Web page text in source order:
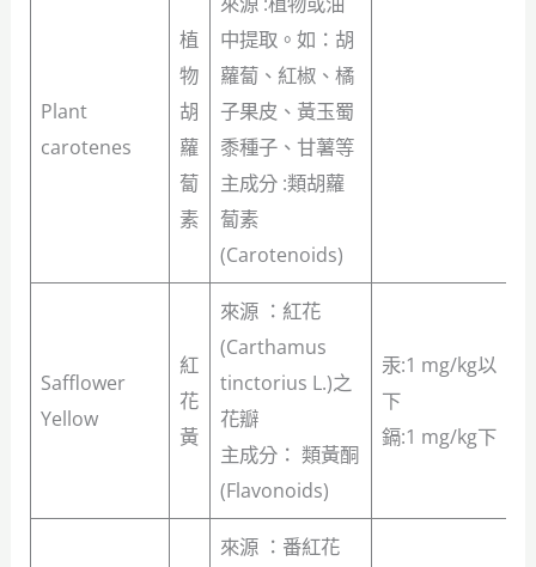
Plant
carotenes
植
物
胡
蘿
蔔
素
中提取。如：胡
蘿蔔、紅椒、橘
子果皮、黃玉蜀
黍種子、甘薯等
主成分 :類胡蘿
蔔素
(Carotenoids)
Safflower
Yellow
紅
花
黃
來源 ：紅花
(Carthamus
tinctorius L.)之
花瓣
主成分： 類黃酮
(Flavonoids)
汞:1 mg/kg以
下
鎘:1 mg/kg下
來源 ：番紅花